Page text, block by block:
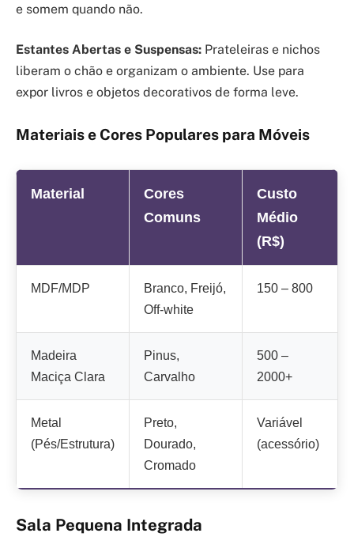
e somem quando não.
Estantes Abertas e Suspensas: Prateleiras e nichos
liberam o chão e organizam o ambiente. Use para
expor livros e objetos decorativos de forma leve.
Materiais e Cores Populares para Móveis
Material
Cores
Comuns
Custo
Médio
(R$)
MDF/MDP
Branco, Freijó,
Off-white
150 – 800
Madeira
Maciça Clara
Pinus,
Carvalho
500 –
2000+
Metal
(Pés/Estrutura)
Preto,
Dourado,
Cromado
Variável
(acessório)
Sala Pequena Integrada